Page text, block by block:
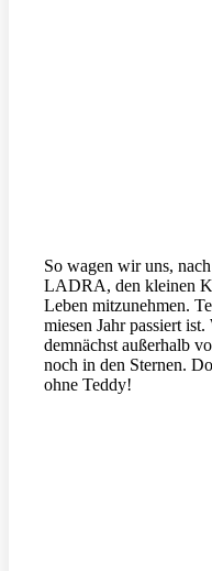
So wagen wir uns,
LADRA, den kleinen
Leben mitzunehmen.
miesen Jahr passiert
demnächst außerhalb
noch in den Sternen.
ohne Teddy!